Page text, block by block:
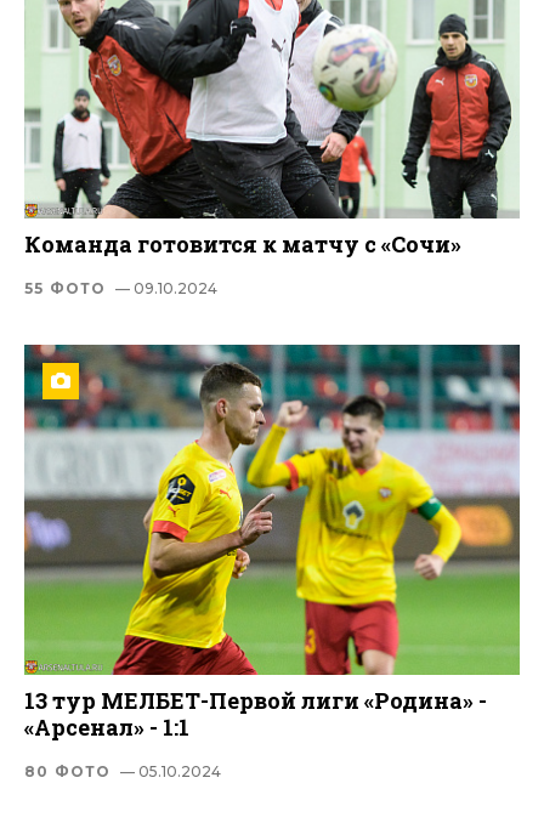
Команда готовится к матчу с «Сочи»
55 ФОТО — 09.10.2024
13 тур МЕЛБЕТ-Первой лиги «Родина» -
«Арсенал» - 1:1
80 ФОТО — 05.10.2024